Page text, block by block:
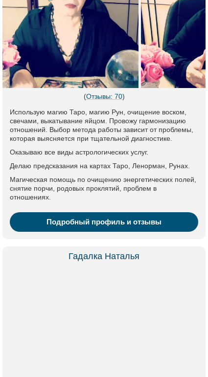
(Отзывы: 70)
Использую магию Таро, магию Рун, очищение воском,
свечами, выкатывание яйцом. Провожу гармонизацию
отношений. Выбор метода работы зависит от проблемы,
которая выясняется при тщательной диагностике.
Оказываю все виды астрологических услуг.
Делаю предсказания на картах Таро, Ленорман, Рунах.
Магическая помощь по очищению энергетических полей,
снятие порчи, родовых проклятий, проблем в
отношениях.
Подробный профиль и отзывы
Гадалка Наталья